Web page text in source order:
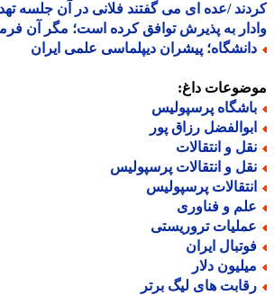
/عده ای می گفتند فلانی در آن جلسه تهدید
به پذیرش توافق کرده است؛ مگر آن فرما
پیشران دیپلماسی علمی ایران
داغ:
پرسپولیس
رزاق پور
و انتقالات
و انتقالات پرسپولیس
پرسپولیس
و فناوری
تروریستی
ایران
دلار
های لیگ برتر